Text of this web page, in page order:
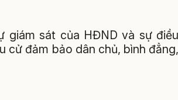
giám sát của HĐND và sự điều
cử đảm bảo dân chủ, bình đẳng,